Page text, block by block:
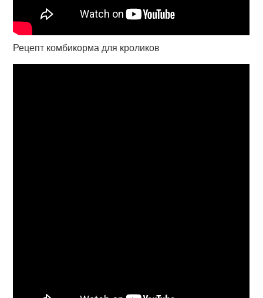
Рецепт комбикорма для кроликов